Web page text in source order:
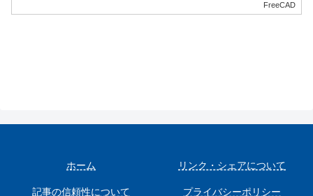
FreeCAD
ホーム リンク・シェアについて
記事の信頼性について プライバシーポリシー